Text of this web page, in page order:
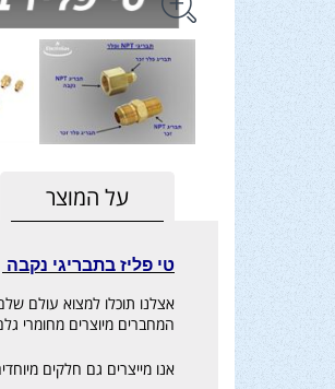
על המוצר
טי פליז בתבריגי נקבה
המחברים מיוצרים מחומרי
אנו מייצרים גם חלקים